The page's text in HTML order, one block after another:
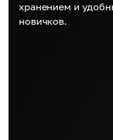
хранением и
новичков.